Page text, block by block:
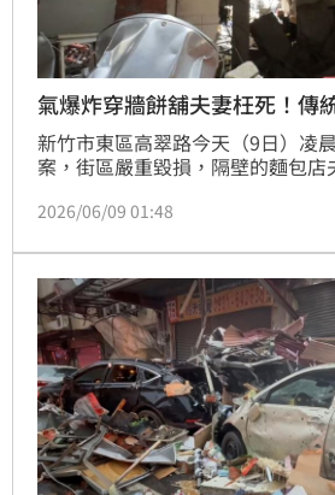
氣爆炸穿牆餅舖夫妻枉死！傳
新竹市東區高翠路今天（9日）凌
案，街區嚴重毀損，隔壁的麵包
舖」的創辦人，老闆離開父親餅舖
也吃不到老闆的傳統手工西點。
2026/06/09 01:48